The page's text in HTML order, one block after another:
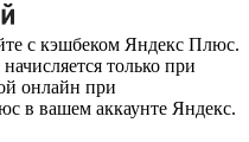
с кэшбеком Яндекс Плюс.
только при
онлайн при
в вашем аккаунте Яндекс.